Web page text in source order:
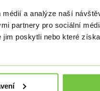
a analýze naší
partnery pro sociální
poskytli nebo které
souvislosti s obavami o
digitálních měnách
ujišťuje představitel